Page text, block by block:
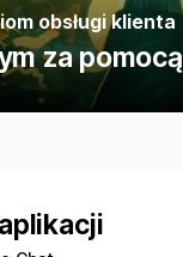
obsługi klienta
za